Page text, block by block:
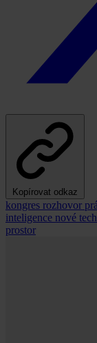
Kopírovat odkaz
kongres rozhovor
inteligence nové
prostor